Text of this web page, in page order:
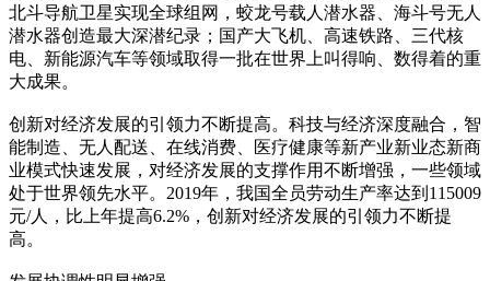
北斗导航卫星实现全球组网，蛟龙号载人潜水器、海斗号无人
潜水器创造最大深潜纪录；国产大飞机、高速铁路、三代核
电、新能源汽车等领域取得一批在世界上叫得响、数得着的重
大成果。
创新对经济发展的引领力不断提高。科技与经济深度融合，智
能制造、无人配送、在线消费、医疗健康等新产业新业态新商
业模式快速发展，对经济发展的支撑作用不断增强，一些领域
处于世界领先水平。2019年，我国全员劳动生产率达到115009
元/人，比上年提高6.2%，创新对经济发展的引领力不断提
高。